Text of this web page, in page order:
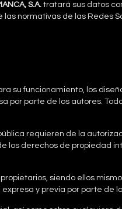
S.A. tratará sus datos
normativas de las Redes
su funcionamiento, los
por parte de los autores.
requieren de la
los derechos de propiedad
siendo ellos
y previa por parte de